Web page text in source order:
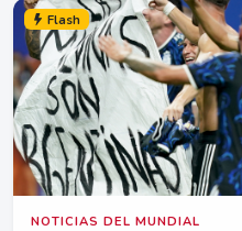
Flash
NOTICIAS DEL MUNDIAL